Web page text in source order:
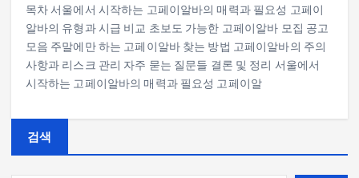
목차 서울에서 시작하는 고페이알바의 매력과 필요성 고페이
알바의 유형과 시급 비교 초보도 가능한 고페이알바 모집 공고
모음 주말에만 하는 고페이알바 찾는 방법 고페이알바의 주의
사항과 리스크 관리 자주 묻는 질문들 결론 및 정리 서울에서
시작하는 고페이알바의 매력과 필요성 고페이알
검색